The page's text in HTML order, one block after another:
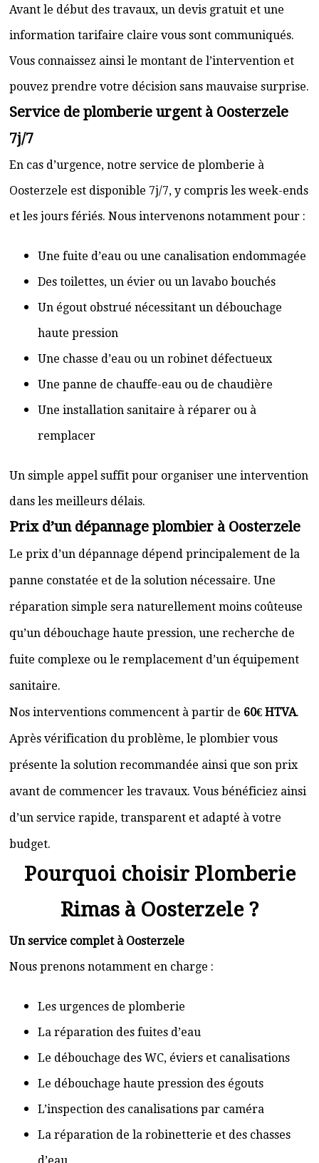
Avant le début des travaux, un devis gratuit et une
information tarifaire claire vous sont communiqués.
Vous connaissez ainsi le montant de l’intervention et
pouvez prendre votre décision sans mauvaise surprise.
Service de plomberie urgent à Oosterzele
7j/7
En cas d’urgence, notre service de plomberie à
Oosterzele est disponible 7j/7, y compris les week-ends
et les jours fériés. Nous intervenons notamment pour :
Une fuite d’eau ou une canalisation endommagée
Des toilettes, un évier ou un lavabo bouchés
Un égout obstrué nécessitant un débouchage
haute pression
Une chasse d’eau ou un robinet défectueux
Une panne de chauffe-eau ou de chaudière
Une installation sanitaire à réparer ou à
remplacer
Un simple appel suffit pour organiser une intervention
dans les meilleurs délais.
Prix d’un dépannage plombier à Oosterzele
Le prix d’un dépannage dépend principalement de la
panne constatée et de la solution nécessaire. Une
réparation simple sera naturellement moins coûteuse
qu’un débouchage haute pression, une recherche de
fuite complexe ou le remplacement d’un équipement
sanitaire.
Nos interventions commencent à partir de 60€ HTVA.
Après vérification du problème, le plombier vous
présente la solution recommandée ainsi que son prix
avant de commencer les travaux. Vous bénéficiez ainsi
d’un service rapide, transparent et adapté à votre
budget.
Pourquoi choisir Plomberie
Rimas à Oosterzele ?
Un service complet à Oosterzele
Nous prenons notamment en charge :
Les urgences de plomberie
La réparation des fuites d’eau
Le débouchage des WC, éviers et canalisations
Le débouchage haute pression des égouts
L’inspection des canalisations par caméra
La réparation de la robinetterie et des chasses